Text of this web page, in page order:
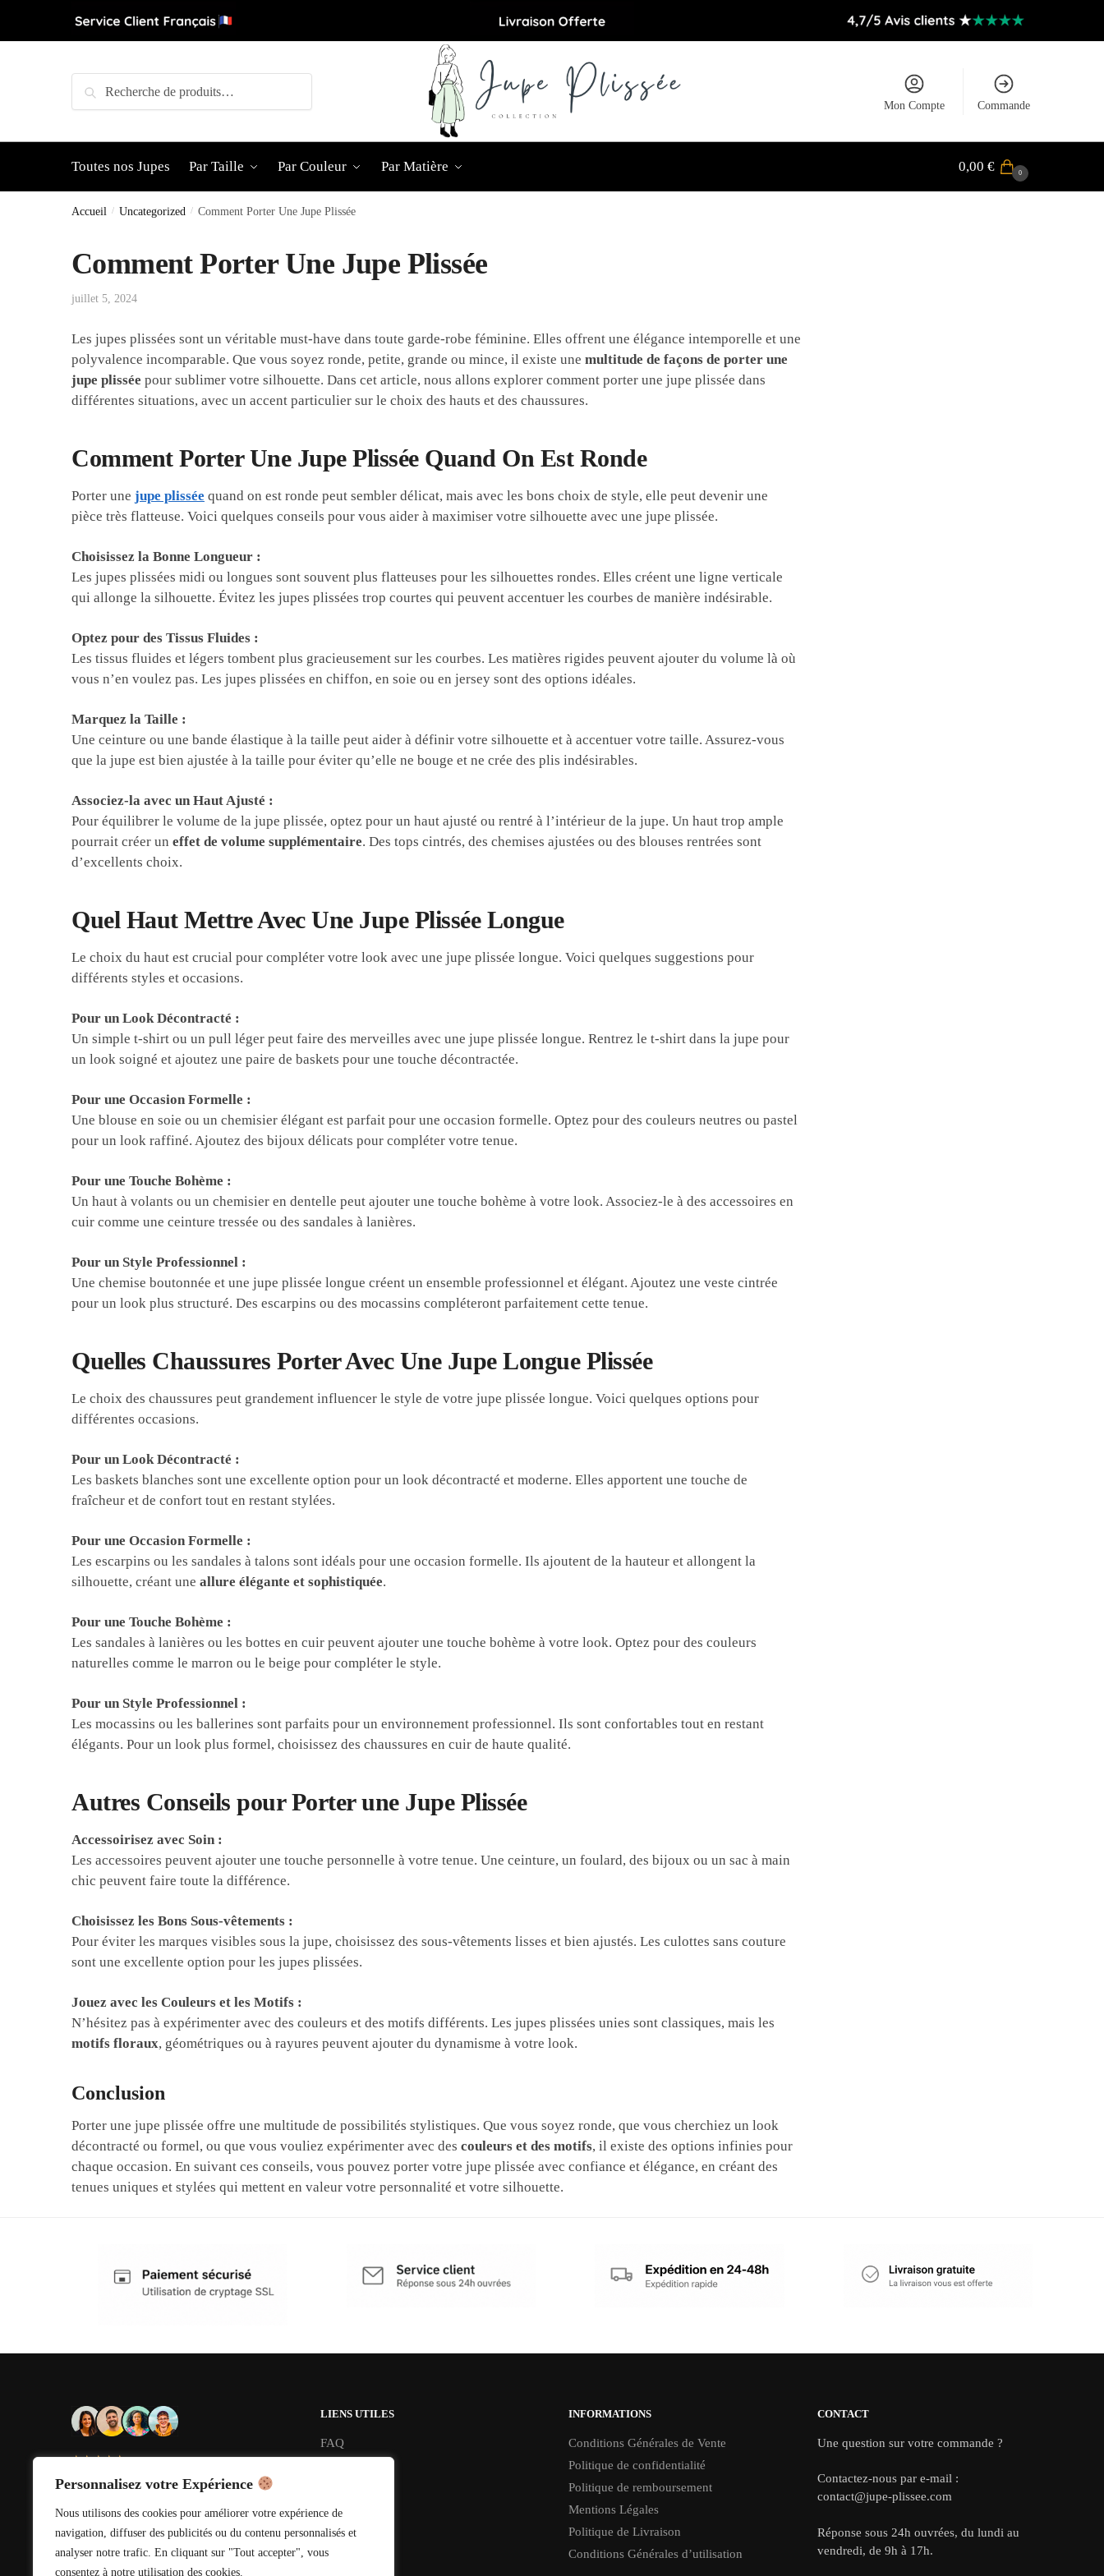
Personnalisez votre Expérience
Nous utilisons des cookies pour améliorer votre expérience de
navigation, diffuser des publicités ou du contenu personnalisés et
analyser notre trafic. En cliquant sur "Tout accepter", vous
consentez à notre utilisation des cookies.
Recherche
Mon Compte Commande
Toutes nos Jupes Par Taille Par Couleur Par Matière 0,00 € 0
Accueil / Uncategorized / Comment Porter Une Jupe Plissée
Comment Porter Une Jupe Plissée
juillet 5, 2024
Les jupes plissées sont un véritable must-have dans toute garde-robe féminine. Elles offrent une élégance intemporelle et une
polyvalence incomparable. Que vous soyez ronde, petite, grande ou mince, il existe une multitude de façons de porter une
jupe plissée pour sublimer votre silhouette. Dans cet article, nous allons explorer comment porter une jupe plissée dans
différentes situations, avec un accent particulier sur le choix des hauts et des chaussures.
Comment Porter Une Jupe Plissée Quand On Est Ronde
Porter une jupe plissée quand on est ronde peut sembler délicat, mais avec les bons choix de style, elle peut devenir une
pièce très flatteuse. Voici quelques conseils pour vous aider à maximiser votre silhouette avec une jupe plissée.
Choisissez la Bonne Longueur :
Les jupes plissées midi ou longues sont souvent plus flatteuses pour les silhouettes rondes. Elles créent une ligne verticale
qui allonge la silhouette. Évitez les jupes plissées trop courtes qui peuvent accentuer les courbes de manière indésirable.
Optez pour des Tissus Fluides :
Les tissus fluides et légers tombent plus gracieusement sur les courbes. Les matières rigides peuvent ajouter du volume là où
vous n’en voulez pas. Les jupes plissées en chiffon, en soie ou en jersey sont des options idéales.
Marquez la Taille :
Une ceinture ou une bande élastique à la taille peut aider à définir votre silhouette et à accentuer votre taille. Assurez-vous
que la jupe est bien ajustée à la taille pour éviter qu’elle ne bouge et ne crée des plis indésirables.
Associez-la avec un Haut Ajusté :
Pour équilibrer le volume de la jupe plissée, optez pour un haut ajusté ou rentré à l’intérieur de la jupe. Un haut trop ample
pourrait créer un effet de volume supplémentaire. Des tops cintrés, des chemises ajustées ou des blouses rentrées sont
d’excellents choix.
Quel Haut Mettre Avec Une Jupe Plissée Longue
Le choix du haut est crucial pour compléter votre look avec une jupe plissée longue. Voici quelques suggestions pour
différents styles et occasions.
Pour un Look Décontracté :
Un simple t-shirt ou un pull léger peut faire des merveilles avec une jupe plissée longue. Rentrez le t-shirt dans la jupe pour
un look soigné et ajoutez une paire de baskets pour une touche décontractée.
Pour une Occasion Formelle :
Une blouse en soie ou un chemisier élégant est parfait pour une occasion formelle. Optez pour des couleurs neutres ou pastel
pour un look raffiné. Ajoutez des bijoux délicats pour compléter votre tenue.
Pour une Touche Bohème :
Un haut à volants ou un chemisier en dentelle peut ajouter une touche bohème à votre look. Associez-le à des accessoires en
cuir comme une ceinture tressée ou des sandales à lanières.
Pour un Style Professionnel :
Une chemise boutonnée et une jupe plissée longue créent un ensemble professionnel et élégant. Ajoutez une veste cintrée
pour un look plus structuré. Des escarpins ou des mocassins compléteront parfaitement cette tenue.
Quelles Chaussures Porter Avec Une Jupe Longue Plissée
Le choix des chaussures peut grandement influencer le style de votre jupe plissée longue. Voici quelques options pour
différentes occasions.
Pour un Look Décontracté :
Les baskets blanches sont une excellente option pour un look décontracté et moderne. Elles apportent une touche de
fraîcheur et de confort tout en restant stylées.
Pour une Occasion Formelle :
Les escarpins ou les sandales à talons sont idéals pour une occasion formelle. Ils ajoutent de la hauteur et allongent la
silhouette, créant une allure élégante et sophistiquée.
Pour une Touche Bohème :
Les sandales à lanières ou les bottes en cuir peuvent ajouter une touche bohème à votre look. Optez pour des couleurs
naturelles comme le marron ou le beige pour compléter le style.
Pour un Style Professionnel :
Les mocassins ou les ballerines sont parfaits pour un environnement professionnel. Ils sont confortables tout en restant
élégants. Pour un look plus formel, choisissez des chaussures en cuir de haute qualité.
Autres Conseils pour Porter une Jupe Plissée
Accessoirisez avec Soin :
Les accessoires peuvent ajouter une touche personnelle à votre tenue. Une ceinture, un foulard, des bijoux ou un sac à main
chic peuvent faire toute la différence.
Choisissez les Bons Sous-vêtements :
Pour éviter les marques visibles sous la jupe, choisissez des sous-vêtements lisses et bien ajustés. Les culottes sans couture
sont une excellente option pour les jupes plissées.
Jouez avec les Couleurs et les Motifs :
N’hésitez pas à expérimenter avec des couleurs et des motifs différents. Les jupes plissées unies sont classiques, mais les
motifs floraux, géométriques ou à rayures peuvent ajouter du dynamisme à votre look.
Conclusion
Porter une jupe plissée offre une multitude de possibilités stylistiques. Que vous soyez ronde, que vous cherchiez un look
décontracté ou formel, ou que vous vouliez expérimenter avec des couleurs et des motifs, il existe des options infinies pour
chaque occasion. En suivant ces conseils, vous pouvez porter votre jupe plissée avec confiance et élégance, en créant des
tenues uniques et stylées qui mettent en valeur votre personnalité et votre silhouette.
★★★★★
LIENS UTILES
FAQ
INFORMATIONS
Conditions Générales de Vente
Politique de confidentialité
Politique de remboursement
Mentions Légales
Politique de Livraison
Conditions Générales d’utilisation
CONTACT
Une question sur votre commande ?
Contactez-nous par e-mail :
contact@jupe-plissee.com
Réponse sous 24h ouvrées, du lundi au
vendredi, de 9h à 17h.